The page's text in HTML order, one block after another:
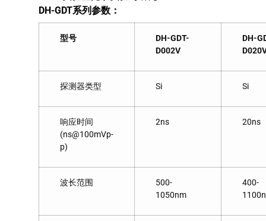
DH-GDT系列参数：
型号
DH-GDT-
D002V
DH-
探测器类型 Si Si
响应时间
(ns@100mVp-
p)
2ns 20ns
波长范围
500-
1050nm
400-